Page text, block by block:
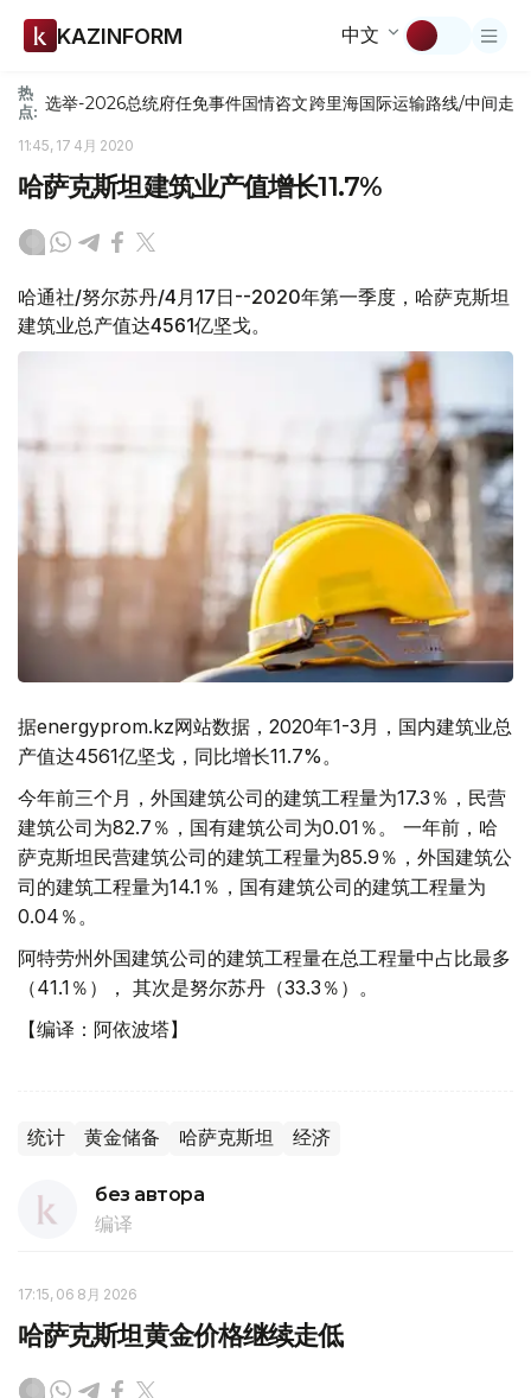
KAZINFORM 中文
热
点: 选举-2026总统府任免事件国情咨文跨里海国际运输路线/中间走廊
11:45, 17 4月 2020
哈萨克斯坦建筑业产值增长11.7%
哈通社/努尔苏丹/4月17日--2020年第一季度，哈萨克斯坦
建筑业总产值达4561亿坚戈。
据energyprom.kz网站数据，2020年1-3月，国内建筑业总
产值达4561亿坚戈，同比增长11.7%。
今年前三个月，外国建筑公司的建筑工程量为17.3％，民营
建筑公司为82.7％，国有建筑公司为0.01％。 一年前，哈
萨克斯坦民营建筑公司的建筑工程量为85.9％，外国建筑公
司的建筑工程量为14.1％，国有建筑公司的建筑工程量为
0.04％。
阿特劳州外国建筑公司的建筑工程量在总工程量中占比最多
（41.1％）， 其次是努尔苏丹（33.3％）。
【编译：阿依波塔】
统计 黄金储备 哈萨克斯坦 经济
без автора
编译
17:15, 06 8月 2026
哈萨克斯坦黄金价格继续走低